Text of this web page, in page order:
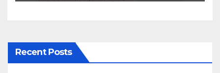
Recent Posts